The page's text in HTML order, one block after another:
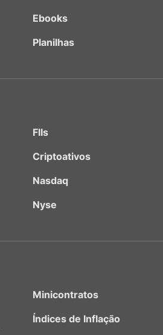
Ebooks
Planilhas
FIIs
Criptoativos
Nasdaq
Nyse
Minicontratos
Índices de Inflação